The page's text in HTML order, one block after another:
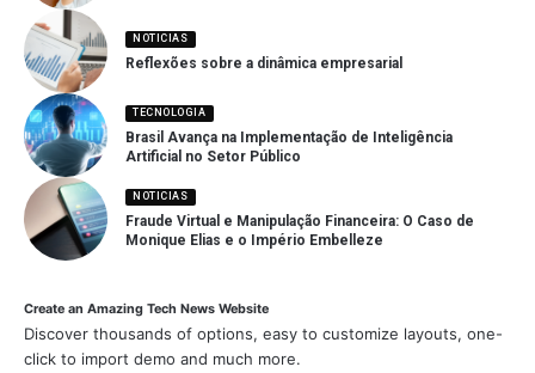
NOTICIAS
Reflexões sobre a dinâmica empresarial
TECNOLOGIA
Brasil Avança na Implementação de Inteligência
Artificial no Setor Público
NOTICIAS
Fraude Virtual e Manipulação Financeira: O Caso de
Monique Elias e o Império Embelleze
Create an Amazing Tech News Website
Discover thousands of options, easy to customize layouts, one-
click to import demo and much more.